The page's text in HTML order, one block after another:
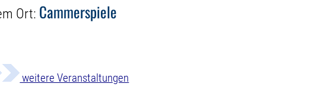
Ort: Cammerspiele
weitere Veranstaltungen